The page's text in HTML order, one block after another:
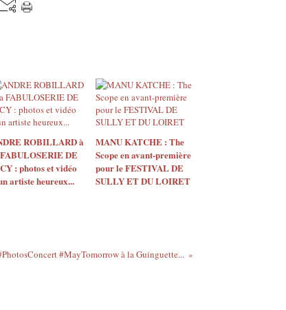
ROBILLARD à
DE
: photos et vidéo
artiste heureux...
MANU KATCHE : The
Scope en avant-première
pour le FESTIVAL DE
SULLY ET DU LOIRET
#MayTomorrow​ à la Guinguette...